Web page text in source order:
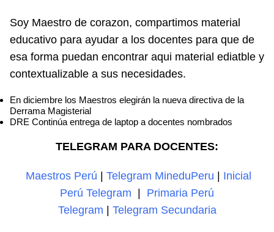
Soy Maestro de corazon, compartimos material
educativo para ayudar a los docentes para que de
esa forma puedan encontrar aqui material ediatble y
contextualizable a sus necesidades.
En diciembre los Maestros elegirán la nueva directiva de la
Derrama Magisterial
DRE Continúa entrega de laptop a docentes nombrados
TELEGRAM PARA DOCENTES:
Maestros Perú Telegram MineduPeru
Inicial
Perú Telegram
Primaria Perú
Telegram
Telegram Secundaria